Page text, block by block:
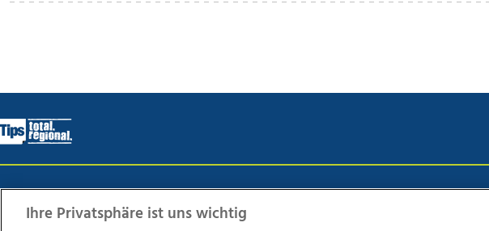
Ihre Privatsphäre ist uns wichtig